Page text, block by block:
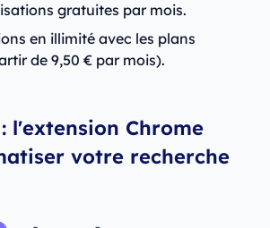
gratuites par mois.
en illimité avec les plans
de 9,50 € par mois).
l'extension Chrome
votre recherche